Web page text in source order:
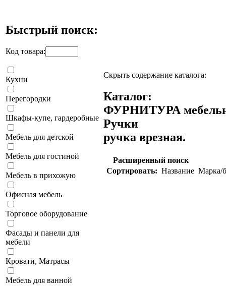
Быстрый поиск:
Код товара:
Кухни
Перегородки
Шкафы-купе, гардеробные
Мебель для детской
Мебель для гостиной
Мебель в прихожую
Офисная мебель
Торговое оборудование
Фасады и панели для
мебели
Кровати, Матрасы
Мебель для ванной
Скрыть содержание каталога:
Каталог:
ФУРНИТУРА
Ручки
ручка врезная.
Расширенный поиск
Сортировать: Название Марка/